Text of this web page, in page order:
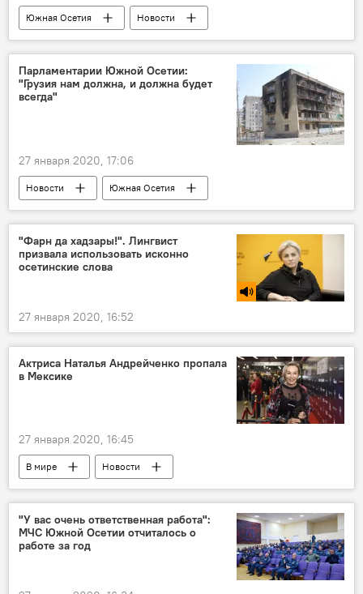
Южная Осетия
Новости
Происшествия
Парламентарии Южной Осетии:
"Грузия нам должна, и должна будет
всегда"
27 января 2020, 17:06
Новости
Южная Осетия
Геноцид осетин
"Фарн да хадзары!". Лингвист
призвала использовать исконно
осетинские слова
27 января 2020, 16:52
Актриса Наталья Андрейченко пропала
в Мексике
27 января 2020, 16:45
В мире Новости
"У вас очень ответственная работа":
МЧС Южной Осетии отчиталось о
работе за год